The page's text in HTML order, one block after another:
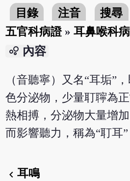
目錄 注音 搜尋
五官科病證»耳鼻喉科
bubble_chart 內容
（音聽寧）又名“耳垢”
色分泌物，少量耵聹為
熱相搏，分泌物大量增
而影響聽力，稱為“耵耳”
chevron_left耳鳴